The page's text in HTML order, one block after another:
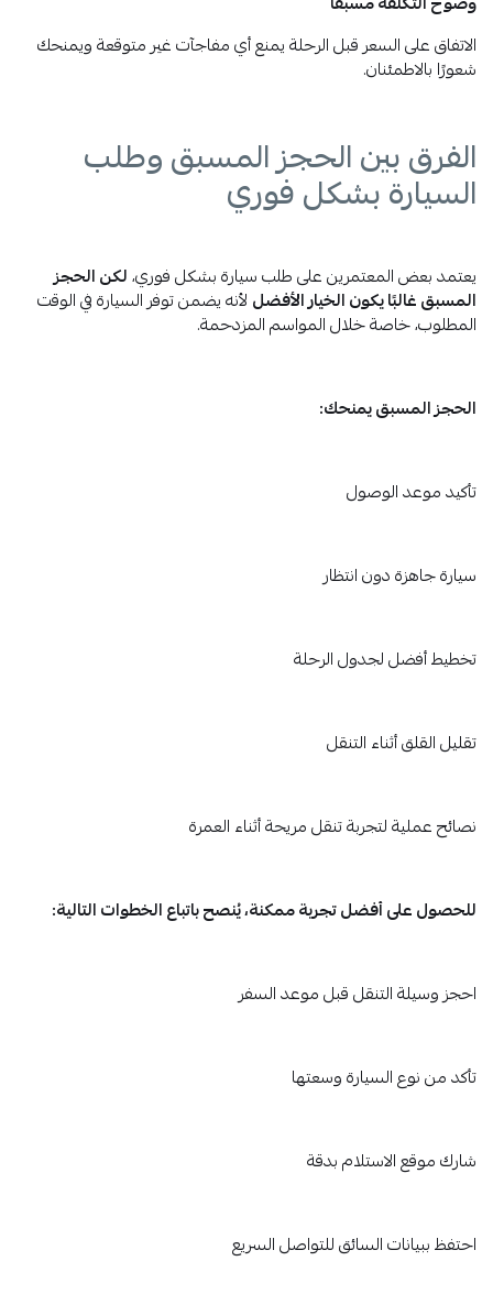
وضوح التكلفة مسبقًا
الاتفاق على السعر قبل الرحلة يمنع أي مفاجآت غير متوقعة ويمنحك
شعورًا بالاطمئنان.
الفرق بين الحجز المسبق وطلب
السيارة بشكل فوري
يعتمد بعض المعتمرين على طلب سيارة بشكل فوري، لكن الحجز
المسبق غالبًا يكون الخيار الأفضل لأنه يضمن توفر السيارة في الوقت
المطلوب، خاصة خلال المواسم المزدحمة.
الحجز المسبق يمنحك:
تأكيد موعد الوصول
سيارة جاهزة دون انتظار
تخطيط أفضل لجدول الرحلة
تقليل القلق أثناء التنقل
نصائح عملية لتجربة تنقل مريحة أثناء العمرة
للحصول على أفضل تجربة ممكنة، يُنصح باتباع الخطوات التالية:
احجز وسيلة التنقل قبل موعد السفر
تأكد من نوع السيارة وسعتها
شارك موقع الاستلام بدقة
احتفظ ببيانات السائق للتواصل السريع